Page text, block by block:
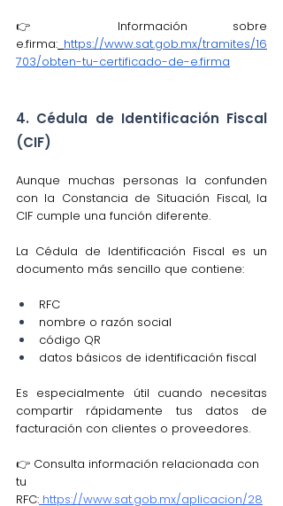
👉 Información sobre
e.firma: https://www.sat.gob.mx/tramites/16
703/obten-tu-certificado-de-e.firma
4. Cédula de Identificación Fiscal
(CIF)
Aunque muchas personas la confunden
con la Constancia de Situación Fiscal, la
CIF cumple una función diferente.
La Cédula de Identificación Fiscal es un
documento más sencillo que contiene:
RFC
nombre o razón social
código QR
datos básicos de identificación fiscal
Es especialmente útil cuando necesitas
compartir rápidamente tus datos de
facturación con clientes o proveedores.
👉 Consulta información relacionada con
tu
RFC: https://www.sat.gob.mx/aplicacion/28